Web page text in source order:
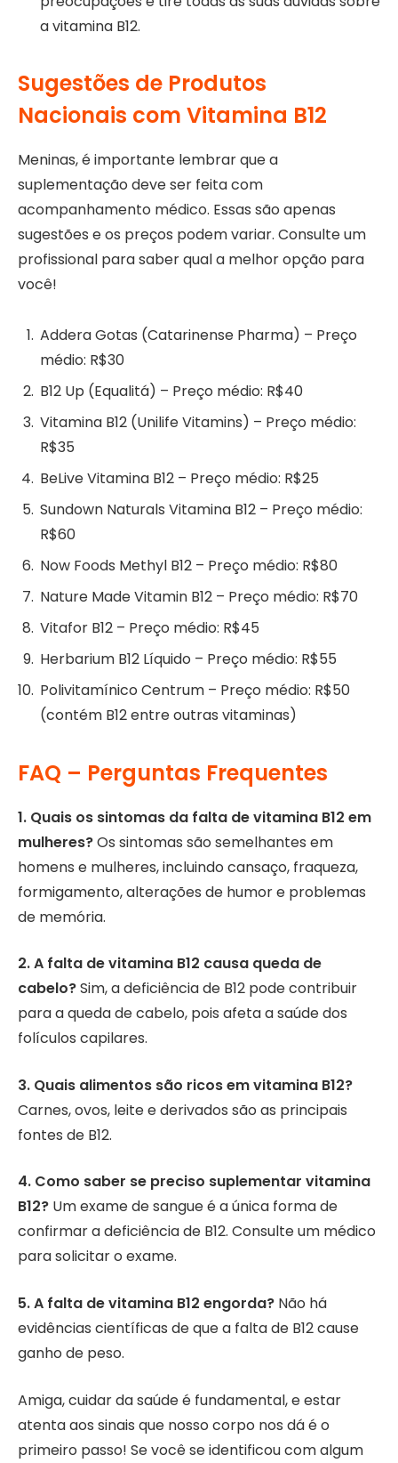
a vitamina B12.
Sugestões de Produtos
Nacionais com Vitamina B12
Meninas, é importante lembrar que a
suplementação deve ser feita com
acompanhamento médico. Essas são apenas
sugestões e os preços podem variar. Consulte um
profissional para saber qual a melhor opção para
você!
Addera Gotas (Catarinense Pharma) – Preço
médio: R$30
B12 Up (Equalitá) – Preço médio: R$40
Vitamina B12 (Unilife Vitamins) – Preço médio:
R$35
BeLive Vitamina B12 – Preço médio: R$25
Sundown Naturals Vitamina B12 – Preço médio:
R$60
Now Foods Methyl B12 – Preço médio: R$80
Nature Made Vitamin B12 – Preço médio: R$70
Vitafor B12 – Preço médio: R$45
Herbarium B12 Líquido – Preço médio: R$55
Polivitamínico Centrum – Preço médio: R$50
(contém B12 entre outras vitaminas)
FAQ – Perguntas Frequentes
1. Quais os sintomas da falta de vitamina B12 em
mulheres?Os sintomas são semelhantes em
homens e mulheres, incluindo cansaço, fraqueza,
formigamento, alterações de humor e problemas
de memória.
2. A falta de vitamina B12 causa queda de
cabelo?Sim, a deficiência de B12 pode contribuir
para a queda de cabelo, pois afeta a saúde dos
folículos capilares.
3. Quais alimentos são ricos em vitamina B12?
Carnes, ovos, leite e derivados são as principais
fontes de B12.
4. Como saber se preciso suplementar vitamina
B12? Um exame de sangue é a única forma de
confirmar a deficiência de B12. Consulte um médico
para solicitar o exame.
5. A falta de vitamina B12 engorda? Não há
evidências científicas de que a falta de B12 cause
ganho de peso.
Amiga, cuidar da saúde é fundamental, e estar
atenta aos sinais que nosso corpo nos dá é o
primeiro passo! Se você se identificou com algum